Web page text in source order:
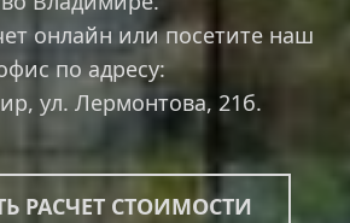
онлайн или посетите наш
по адресу:
ул. Лермонтова, 21б.
РАСЧЕТ СТОИМОСТИ